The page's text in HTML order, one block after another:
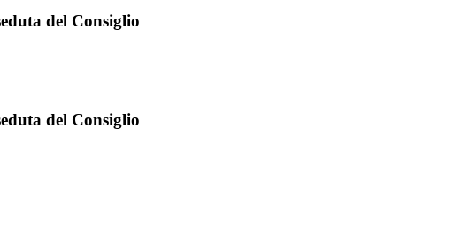
del Consiglio
del Consiglio